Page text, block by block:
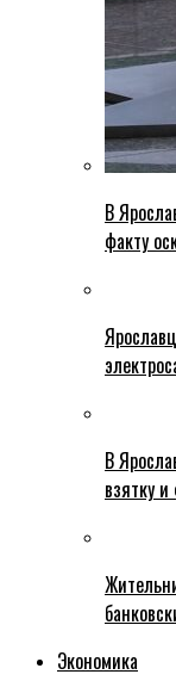
В
факту
В
взятку
Экономика